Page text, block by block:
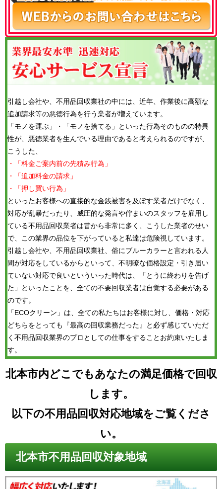
引越し会社や、不用品回収業社の中には、近年、作業後に高額な
追加請求等の悪徳行為を行う業者が増えています。
「モノを運ぶ」・「モノを捨てる」といった行為そのものの特異
性が、悪徳業者を生んでいる理由であると考えられるのですが、
こうした、
・「料金ご案内前の先積み行為」
・「追加料金の請求」
・「押し買い行為」
といったお客様への直接的な金銭被害を及ぼす業者だけでなく、
対応が乱暴だったり、威圧的な発言や佇まいのスタッフを雇用し
ている不用品回収業者は昔から非常に多く、こうした業者のせい
で、この業界の品位を下がっていると私達は危険視しています。
引越し会社や、不用品回収業社、俗にブルーカラーと言われる人
間が対応をしているからといって、不明瞭な価格設定・引き届い
ていない対応で良いといういった時代は、「とうに終わりを告げ
た」といったことを、全ての不要回収業者は自覚する必要がある
のです。
「ECOクリーン」は、全ての私たちはお客様に対し、価格・対応
どちらをとっても『最高の回収業務だった』と必ず感じていただ
く不用品回収業界のプロとしての仕事をすることお約束いたしま
す。
北本市内どこでもあなたの満足価格で回収
します。
以下の不用品回収対応地域をご覧くださ
い。
北本市不用品回収対象地域